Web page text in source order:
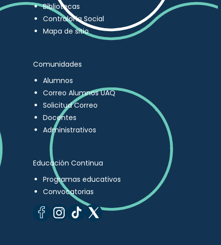
Bibliotecas
Contraloría Social
Mapa de sitio
Comunidades
Alumnos
Correo Alumnos UAQ
Solicitud Correo
Docentes
Administrativos
Educación Continua
Programas educativos
Convocatorias